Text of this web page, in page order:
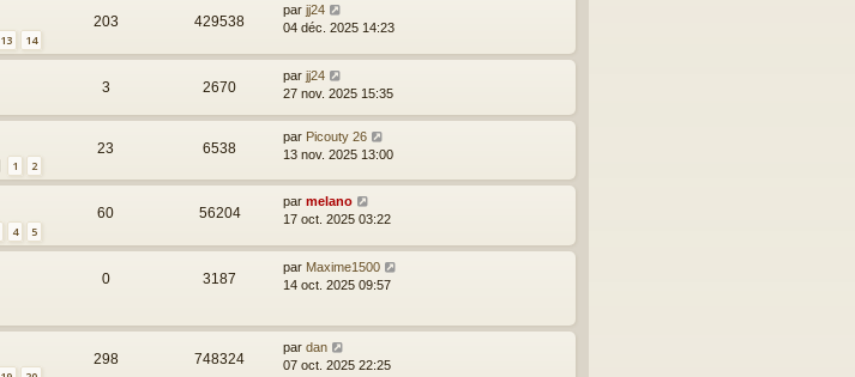
13 14
203 429538
par jj24
04 déc. 2025 14:23
3 2670
par jj24
27 nov. 2025 15:35
1 2
23 6538
par Picouty 26
13 nov. 2025 13:00
4 5
60 56204
par melano
17 oct. 2025 03:22
0 3187
par Maxime1500
14 oct. 2025 09:57
298 748324
par dan
07 oct. 2025 22:25